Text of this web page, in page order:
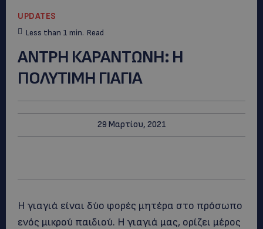
UPDATES
Less than 1 min. Read
ΑΝΤΡΗ ΚΑΡΑΝΤΩΝΗ: H
ΠΟΛΥΤΙΜΗ ΓΙΑΓΙΑ
29 Μαρτίου, 2021
Η γιαγιά είναι δύο φορές μητέρα στο πρόσωπο
ενός μικρού παιδιού. H γιαγιά μας, ορίζει μέρος